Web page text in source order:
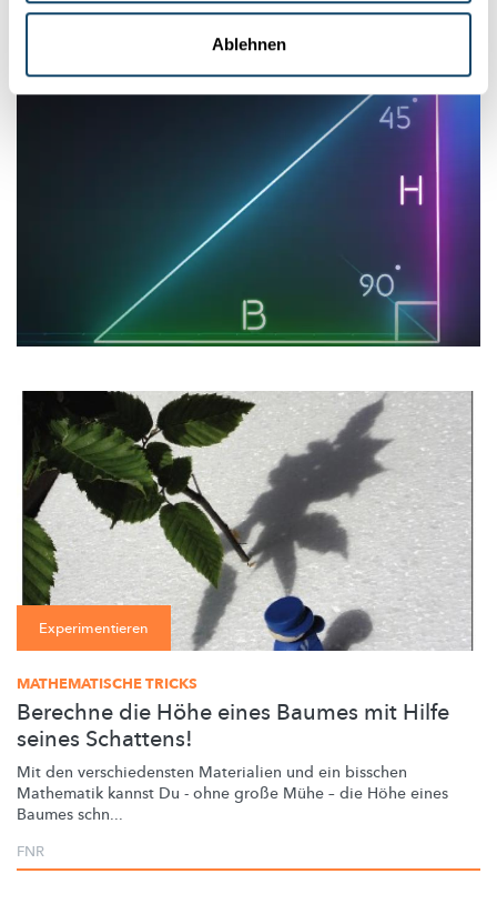
Ablehnen
Experimentieren
MATHEMATISCHE TRICKS
Berechne die Höhe eines Baumes mit Hilfe
seines Schattens!
Mit den verschiedensten Materialien und ein bisschen
Mathematik kannst Du - ohne große Mühe – die Höhe eines
Baumes schn...
FNR